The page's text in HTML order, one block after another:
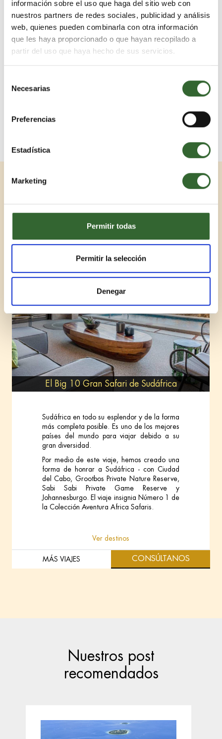
información sobre el uso que haga del sitio web con
nuestros partners de redes sociales, publicidad y análisis
web, quienes pueden combinarla con otra información
que les haya proporcionado o que hayan recopilado a
partir del uso que haya hecho de sus servicios.
Necesarias
Preferencias
Estadística
Marketing
Permitir todas
Permitir la selección
Denegar
Inspírate con nuestros exclusivos viajes a Sudáfrica haciendo Click
VOLVER AL BLOG
Sudáfrica en todo su esplendor y de la forma
más completa posible. Es uno de los mejores
países del mundo para viajar debido a su
gran diversidad.
Por medio de este viaje, hemos creado una
forma de honrar a Sudáfrica - con Ciudad
del Cabo, Grootbos Private Nature Reserve,
Sabi Sabi Private Game Reserve y
Johannesburgo. El viaje insignia Número 1 de
la Colección Aventura Africa Safaris.
Ver destinos
El Big 10 Gran Safari de Sudáfrica
MÁS VIAJES CONSÚLTANOS
Nuestros post
recomendados